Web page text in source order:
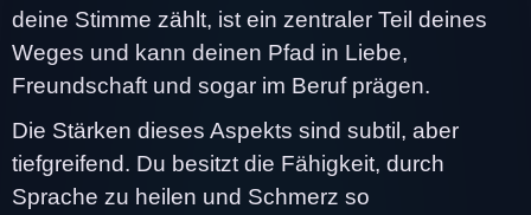
deine Stimme zählt, ist ein zentraler Teil deines
Weges und kann deinen Pfad in Liebe,
Freundschaft und sogar im Beruf prägen.
Die Stärken dieses Aspekts sind subtil, aber
tiefgreifend. Du besitzt die Fähigkeit, durch
Sprache zu heilen und Schmerz so